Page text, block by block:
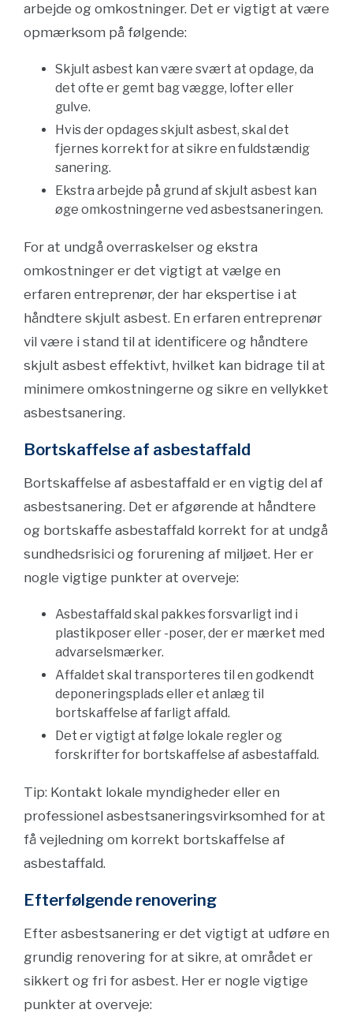
arbejde og omkostninger. Det er vigtigt at være
opmærksom på følgende:
Skjult asbest kan være svært at opdage, da
det ofte er gemt bag vægge, lofter eller
gulve.
Hvis der opdages skjult asbest, skal det
fjernes korrekt for at sikre en fuldstændig
sanering.
Ekstra arbejde på grund af skjult asbest kan
øge omkostningerne ved asbestsaneringen.
For at undgå overraskelser og ekstra
omkostninger er det vigtigt at vælge en
erfaren entreprenør, der har ekspertise i at
håndtere skjult asbest. En erfaren entreprenør
vil være i stand til at identificere og håndtere
skjult asbest effektivt, hvilket kan bidrage til at
minimere omkostningerne og sikre en vellykket
asbestsanering.
Bortskaffelse af asbestaffald
Bortskaffelse af asbestaffald er en vigtig del af
asbestsanering. Det er afgørende at håndtere
og bortskaffe asbestaffald korrekt for at undgå
sundhedsrisici og forurening af miljøet. Her er
nogle vigtige punkter at overveje:
Asbestaffald skal pakkes forsvarligt ind i
plastikposer eller -poser, der er mærket med
advarselsmærker.
Affaldet skal transporteres til en godkendt
deponeringsplads eller et anlæg til
bortskaffelse af farligt affald.
Det er vigtigt at følge lokale regler og
forskrifter for bortskaffelse af asbestaffald.
Tip: Kontakt lokale myndigheder eller en
professionel asbestsaneringsvirksomhed for at
få vejledning om korrekt bortskaffelse af
asbestaffald.
Efterfølgende renovering
Efter asbestsanering er det vigtigt at udføre en
grundig renovering for at sikre, at området er
sikkert og fri for asbest. Her er nogle vigtige
punkter at overveje: